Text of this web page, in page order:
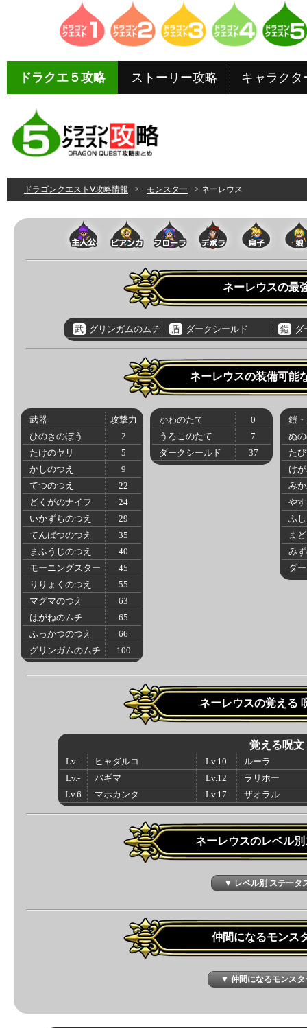
ドラクエ５攻略 ストーリー攻略 キャラクタ
ドラゴンクエストⅤ攻略情報 > モンスター > ネーレウス
ネーレウスの最
武 グリンガムのムチ 盾 ダークシールド 鎧 ダ
ネーレウスの装備可能
武器
攻撃力
ひのきのぼう
2
たけのヤリ
5
かしのつえ
9
てつのつえ
22
どくがのナイフ
24
いかずちのつえ
29
てんばつのつえ
35
まふうじのつえ
40
モーニングスター
45
りりょくのつえ
55
マグマのつえ
63
はがねのムチ
65
ふっかつのつえ
66
グリンガムのムチ
100
かわのたて
0
うろこのたて
7
ダークシールド
37
鎧
ぬ
た
け
み
や
ふ
ま
み
ダ
ネーレウスの覚える
覚える呪文
Lv.- ヒャダルコ Lv.10
ルーラ
Lv.-
バギマ Lv.12
ラリホー
Lv.6
マホカンタ Lv.17 ザオラル
ネーレウスのレベル
▼ レベル別 ステータ
仲間になるモンス
▼ 仲間になるモンス